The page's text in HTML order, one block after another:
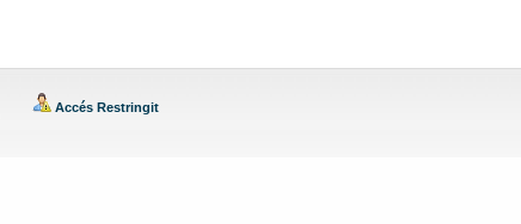
Accés Restringit